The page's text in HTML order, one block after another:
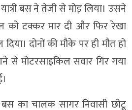
बस ने तेजी से मोड़ लिया। उसने
को टक्कर मार दी और फिर रेखा
दोनों की मौके पर ही मौत हो
मोटरसाइकिल सवार गिर गया
बस का चालक सागर निवासी छोटू